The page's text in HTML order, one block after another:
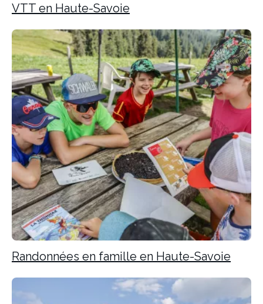
VTT en Haute-Savoie
Randonnées en famille en Haute-Savoie